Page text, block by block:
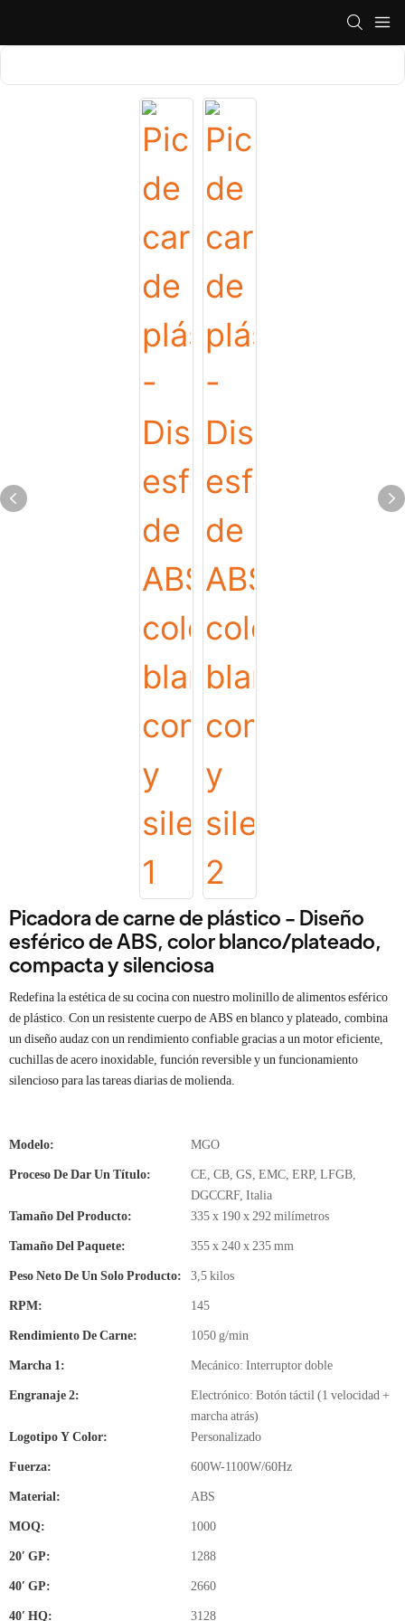
Picadora de carne de plástico - Diseño
esférico de ABS, color blanco/plateado,
compacta y silenciosa
Redefina la estética de su cocina con nuestro molinillo de alimentos esférico
de plástico. Con un resistente cuerpo de ABS en blanco y plateado, combina
un diseño audaz con un rendimiento confiable gracias a un motor eficiente,
cuchillas de acero inoxidable, función reversible y un funcionamiento
silencioso para las tareas diarias de molienda.
Modelo: MGO
Proceso De Dar Un Título:
CE, CB, GS, EMC, ERP, LFGB,
DGCCRF, Italia
Tamaño Del Producto:
335 x 190 x 292 milímetros
Tamaño Del Paquete: 355 x 240 x 235 mm
Peso Neto De Un Solo Producto: 3,5 kilos
RPM: 145
Rendimiento De Carne: 1050 g/min
Marcha 1: Mecánico: Interruptor doble
Engranaje 2:
Electrónico: Botón táctil (1 velocidad +
marcha atrás)
Logotipo Y Color:
Personalizado
Fuerza: 600W-1100W/60Hz
Material: ABS
MOQ: 1000
20′ GP: 1288
40′ GP: 2660
40′ HQ: 3128